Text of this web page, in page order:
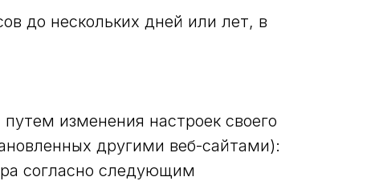
до нескольких дней или лет, в
изменения настроек своего
другими веб-сайтами):
согласно следующим